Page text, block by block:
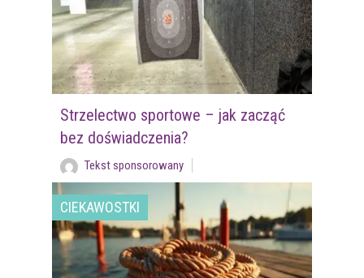
Strzelectwo sportowe – jak zacząć
bez doświadczenia?
Tekst sponsorowany
CIEKAWOSTKI